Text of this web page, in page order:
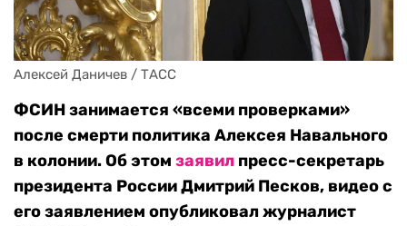
Алексей Даничев / ТАСС
ФСИН занимается «всеми проверками»
после смерти политика Алексея Навального
в колонии. Об этом заявил пресс-секретарь
президента России Дмитрий Песков, видео с
его заявлением опубликовал журналист